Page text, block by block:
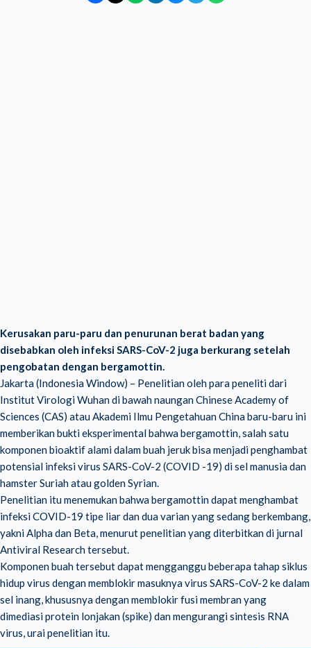
Kerusakan paru-paru dan penurunan berat badan yang
disebabkan oleh infeksi SARS-CoV-2 juga berkurang setelah
pengobatan dengan bergamottin.
Jakarta (Indonesia Window) – Penelitian oleh para peneliti dari
Institut Virologi Wuhan di bawah naungan Chinese Academy of
Sciences (CAS) atau Akademi Ilmu Pengetahuan China baru-baru ini
memberikan bukti eksperimental bahwa bergamottin, salah satu
komponen bioaktif alami dalam buah jeruk bisa menjadi penghambat
potensial infeksi virus SARS-CoV-2 (COVID -19) di sel manusia dan
hamster Suriah atau golden Syrian.
Penelitian itu menemukan bahwa bergamottin dapat menghambat
infeksi COVID-19 tipe liar dan dua varian yang sedang berkembang,
yakni Alpha dan Beta, menurut penelitian yang diterbitkan di jurnal
Antiviral Research tersebut.
Komponen buah tersebut dapat mengganggu beberapa tahap siklus
hidup virus dengan memblokir masuknya virus SARS-CoV-2 ke dalam
sel inang, khususnya dengan memblokir fusi membran yang
dimediasi protein lonjakan (spike) dan mengurangi sintesis RNA
virus, urai penelitian itu.